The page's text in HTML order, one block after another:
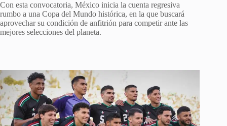
Con esta convocatoria, México inicia la cuenta regresiva
rumbo a una Copa del Mundo histórica, en la que buscará
aprovechar su condición de anfitrión para competir ante las
mejores selecciones del planeta.